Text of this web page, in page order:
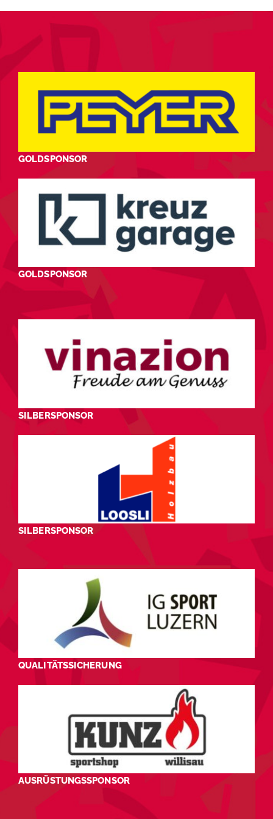
GOLDSPONSOR
GOLDSPONSOR
SILBERSPONSOR
SILBERSPONSOR
QUALITÄTSSICHERUNG
AUSRÜSTUNGSSPONSOR